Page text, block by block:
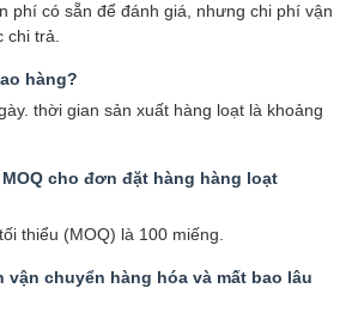
phí có sẵn để đánh giá, nhưng chi phí vận
chi trả.
hàng?
thời gian sản xuất hàng loạt là khoảng
cho đơn đặt hàng hàng loạt
thiểu (MOQ) là 100 miếng.
vận chuyển hàng hóa và mất bao lâu